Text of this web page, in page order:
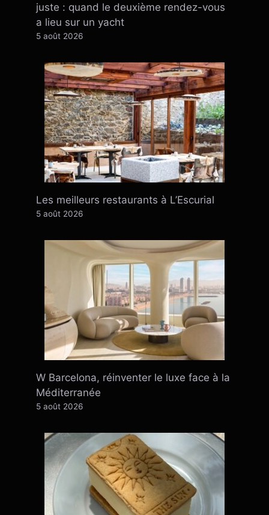
juste : quand le deuxième rendez-vous
a lieu sur un yacht
5 août 2026
Les meilleurs restaurants à L’Escurial
5 août 2026
W Barcelona, ​​​​réinventer le luxe face à la
Méditerranée
5 août 2026